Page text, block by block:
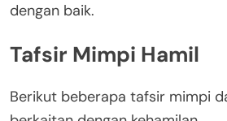
dengan baik.
Tafsir Mimpi Hamil
Berikut beberapa tafsir mimpi